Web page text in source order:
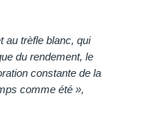
au trèfle blanc, qui
du rendement, le
constante de la
comme été »,